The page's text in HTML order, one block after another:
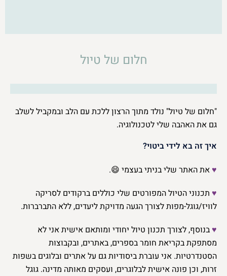
חלום של טיול
"חלום של טיול" נולד מתוך הרצון ללכת עם הלב ובמקביל לשלב
גם את האהבה שלי לטכנולוגיה.
איך זה בא לידי ביטוי?
♥את האתר שלי בניתי בעצמי 😄.
♥ תכנוני הטיול המפורטים שלי כוללים ברקודים לסריקה
לוויז/גוגל-מפות לצורך הגעה מדויקת ליעדים, ללא התברברות.
♥בנוסף, לצורך תכנון טיול יחודי ומותאם אישית אני לא
מסתפקת בקריאת חומר בספרים, באתרים, ובקבוצות
הסטנדרטיות. אני עוברת ביסודיות גם על אתרים ובלוגים בשפות
זרות, וכן פונה אישית לבלוגרים, ועסקים מאותה מדינה. גוגל